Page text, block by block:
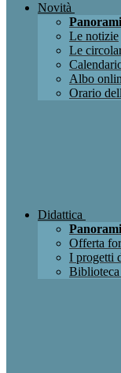
Novità
Le notizie
Le
Albo
Orario
Didattica
Offerta
I progetti